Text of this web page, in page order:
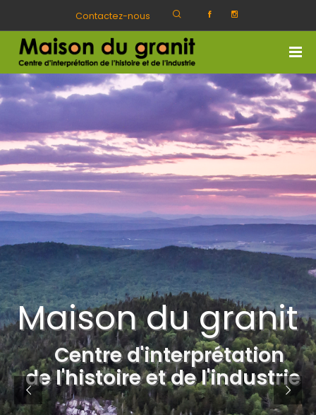
Contactez-nous
Maison du granit
Centre d'interprétation
de l'histoire et de l'industrie